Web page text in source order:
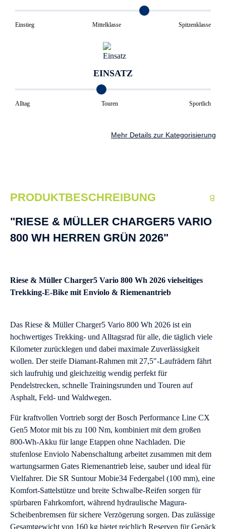
Einstieg Mittelklasse Spitzenklasse
EINSATZ
Alltag Touren Sportlich
Mehr Details zur Kategorisierung
PRODUKTBESCHREIBUNG
"RIESE & MÜLLER CHARGER5 VARIO
800 WH HERREN GRÜN 2026"
Riese & Müller Charger5 Vario 800 Wh 2026 vielseitiges
Trekking-E-Bike mit Enviolo & Riemenantrieb
Das Riese & Müller Charger5 Vario 800 Wh 2026 ist ein
hochwertiges Trekking- und Alltagsrad für alle, die täglich viele
Kilometer zurücklegen und dabei maximale Zuverlässigkeit
wollen. Der steife Diamant-Rahmen mit 27,5"-Laufrädern fährt
sich laufruhig und gleichzeitig wendig perfekt für
Pendelstrecken, schnelle Trainingsrunden und Touren auf
Asphalt, Feld- und Waldwegen.
Für kraftvollen Vortrieb sorgt der Bosch Performance Line CX
Gen5 Motor mit bis zu 100 Nm, kombiniert mit dem großen
800-Wh-Akku für lange Etappen ohne Nachladen. Die
stufenlose Enviolo Nabenschaltung arbeitet zusammen mit dem
wartungsarmen Gates Riemenantrieb leise, sauber und ideal für
Vielfahrer. Die SR Suntour Mobie34 Federgabel (100 mm), eine
Komfort-Sattelstütze und breite Schwalbe-Reifen sorgen für
spürbaren Fahrkomfort, während hydraulische Magura-
Scheibenbremsen für sichere Verzögerung sorgen. Das zulässige
Gesamtgewicht von 160 kg bietet reichlich Reserven für Gepäck